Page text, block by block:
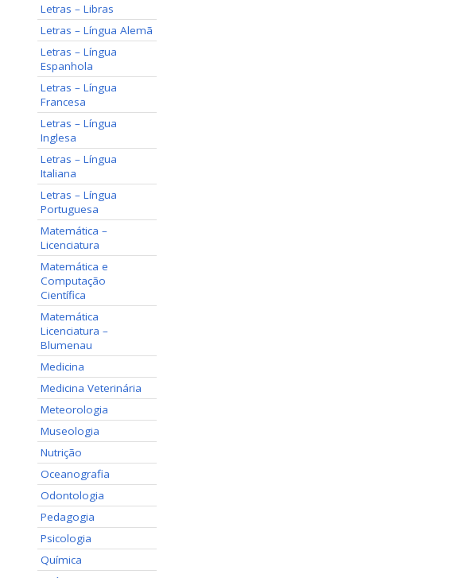
Letras – Libras
Letras – Língua Alemã
Letras – Língua
Espanhola
Letras – Língua
Francesa
Letras – Língua
Inglesa
Letras – Língua
Italiana
Letras – Língua
Portuguesa
Matemática –
Licenciatura
Matemática e
Computação
Científica
Matemática
Licenciatura –
Blumenau
Medicina
Medicina Veterinária
Meteorologia
Museologia
Nutrição
Oceanografia
Odontologia
Pedagogia
Psicologia
Química